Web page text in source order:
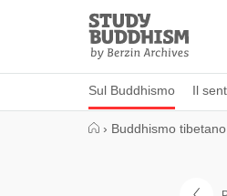
Study
Buddhism
Home
Sul Buddhismo Il
› Buddhismo tibetano